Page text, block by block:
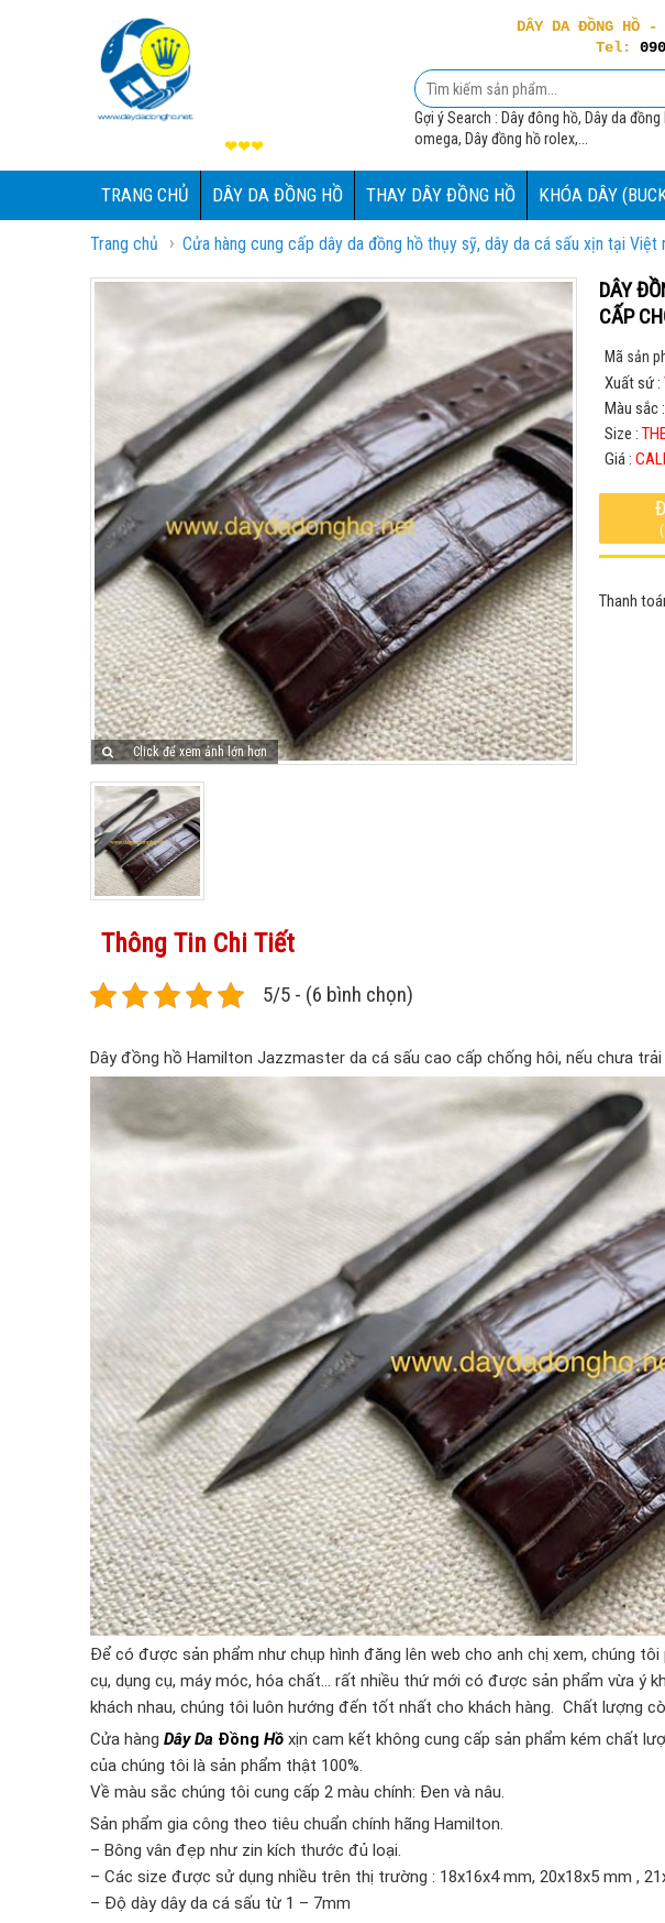
❤❤❤
DÂY DA ĐỒNG HỒ -
Tel:
Gợi ý Search : Dây đông hồ, Dây da
omega, Dây đồng hồ rolex,...
TRANG CHỦ DÂY DA ĐỒNG HỒ THAY DÂY ĐỒNG HỒ KHÓA DÂY
Trang chủ › Cửa hàng cung cấp dây da đồng hồ thụy sỹ, dây da cá sấu xịn tại Việt
Click để xem ảnh lớn hơn
DÂY
CẤP
Mã sản
Xuất sứ :
Màu sắc :
Size :
Giá :
Thanh
Thông Tin Chi Tiết
5/5 - (6 bình chọn)
Dây đồng hồ Hamilton Jazzmaster da cá sấu cao cấp chống hôi, nếu chưa
Để có được sản phẩm như chụp hình đăng lên web cho anh chị xem, chúng
cụ, dụng cụ, máy móc, hóa chất… rất nhiều thứ mới có được sản phẩm vừa ý
khách nhau, chúng tôi luôn hướng đến tốt nhất cho khách hàng. Chất lượng
Cửa hàng Dây Da Đồng Hồ xịn cam kết không cung cấp sản phẩm kém chất
của chúng tôi là sản phẩm thật 100%.
Về màu sắc chúng tôi cung cấp 2 màu chính: Đen và nâu.
Sản phẩm gia công theo tiêu chuẩn chính hãng Hamilton.
– Bông vân đẹp như zin kích thước đủ loại.
– Các size được sử dụng nhiều trên thị trường : 18x16x4 mm, 20x18x5 mm ,
– Độ dày dây da cá sấu từ 1 – 7mm